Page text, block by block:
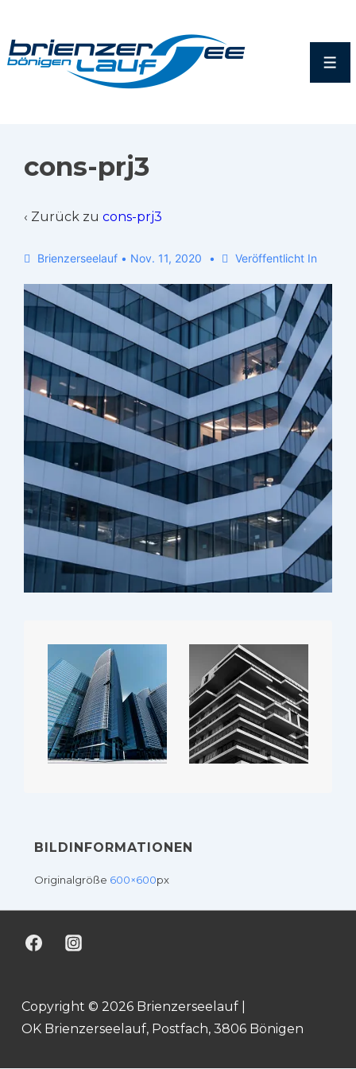
cons-prj3
‹ Zurück zu cons-prj3
Brienzerseelauf • Nov. 11, 2020 Veröffentlicht In
BILDINFORMATIONEN
Originalgröße 600×600px
Copyright © 2026 Brienzerseelauf |
OK Brienzerseelauf, Postfach, 3806 Bönigen